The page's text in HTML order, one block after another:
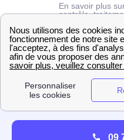
En savoir plus
contrôle,
Grdf Jura Colonne
09